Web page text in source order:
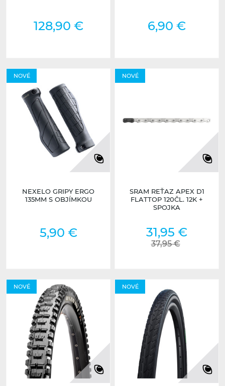
128,90 € 6,90 €
NOVÉ
NEXELO GRIPY ERGO
135MM S OBJÍMKOU
5,90 €
NOVÉ
SRAM REŤAZ APEX D1
FLATTOP 120ČL. 12K +
SPOJKA
31,95 €
37,95 €
NOVÉ NOVÉ